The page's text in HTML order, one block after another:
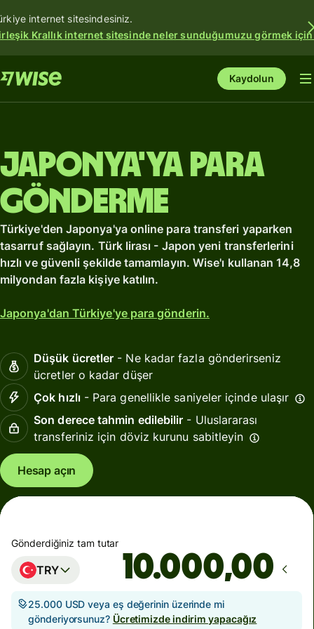
internet sitesindesiniz.
Krallık internet sitesinde neler sunduğumuzu görmek için
Kaydolun
Japonya'ya para
gönderme
Türkiye'den Japonya'ya online para transferi yaparken
tasarruf sağlayın. Türk lirası - Japon yeni transferlerini
hızlı ve güvenli şekilde tamamlayın. Wise'ı kullanan 14,8
milyondan fazla kişiye katılın.
Japonya'dan Türkiye'ye para gönderin.
Düşük ücretler - Ne kadar fazla gönderirseniz
ücretler o kadar düşer
Çok hızlı- Para genellikle saniyeler içinde ulaşır
Son derece tahmin edilebilir - Uluslararası
transferiniz için döviz kurunu sabitleyin
Hesap açın
Gönderdiğiniz tam tutar
TRY ,00
25.000 USD veya eş değerinin üzerinde mi
gönderiyorsunuz? Ücretimizde indirim yapacağız